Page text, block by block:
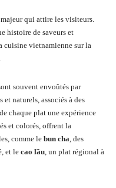
qui attire les visiteurs.
histoire de saveurs et
cuisine vietnamienne sur la
souvent envoûtés par
naturels, associés à des
chaque plat une expérience
et colorés, offrent la
comme le bun cha, des
et le cao lầu, un plat régional à